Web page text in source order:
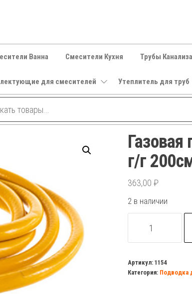
Ванна Смесители Кухня Трубы
для смесителей Утеплитель для труб
г/г
363,00 ₽
2 в наличии
товара
подводка
армированная
Артикул: 1154
Категория: Подводка